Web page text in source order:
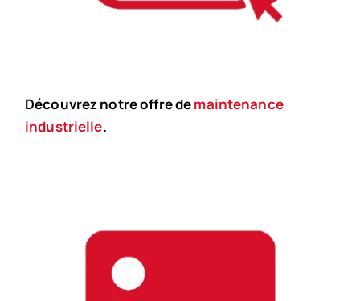
Découvrez notre offre demaintenance
industrielle.